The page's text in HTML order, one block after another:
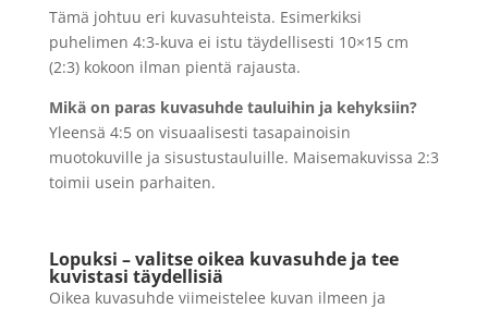
Tämä johtuu eri kuvasuhteista. Esimerkiksi
puhelimen 4:3-kuva ei istu täydellisesti 10×15 cm
(2:3) kokoon ilman pientä rajausta.
Mikä on paras kuvasuhde tauluihin ja kehyksiin?
Yleensä 4:5 on visuaalisesti tasapainoisin
muotokuville ja sisustustauluille. Maisemakuvissa 2:3
toimii usein parhaiten.
Lopuksi – valitse oikea kuvasuhde ja tee
kuvistasi täydellisiä
Oikea kuvasuhde viimeistelee kuvan ilmeen ja